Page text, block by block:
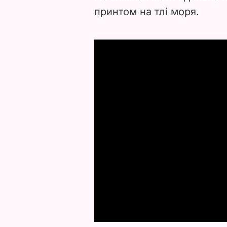
принтом на тлі моря.